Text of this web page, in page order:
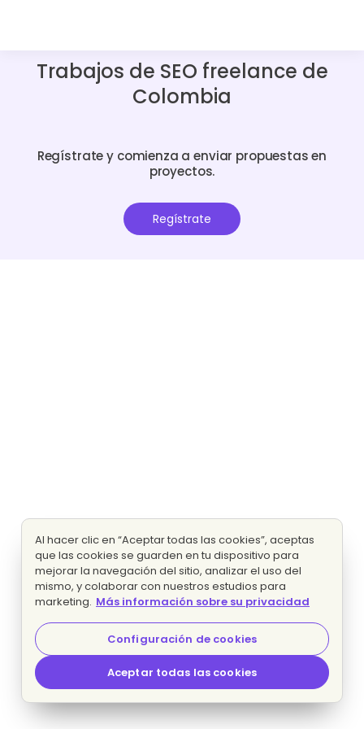
Trabajos de SEO freelance de
Colombia
Regístrate y comienza a enviar propuestas en
proyectos.
Regístrate
Al hacer clic en “Aceptar todas las cookies”, aceptas
que las cookies se guarden en tu dispositivo para
mejorar la navegación del sitio, analizar el uso del
mismo, y colaborar con nuestros estudios para
marketing. Más información sobre su privacidad
Configuración de cookies
Aceptar todas las cookies